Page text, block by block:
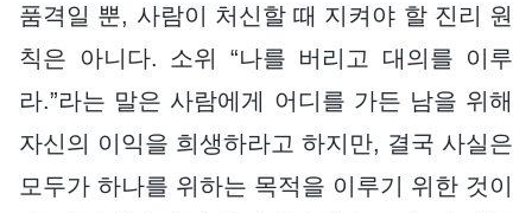
품격일 뿐, 사람이 처신할 때 지켜야 할 진리 원
칙은 아니다. 소위 “나를 버리고 대의를 이루
라.”라는 말은 사람에게 어디를 가든 남을 위해
자신의 이익을 희생하라고 하지만, 결국 사실은
모두가 하나를 위하는 목적을 이루기 위한 것이